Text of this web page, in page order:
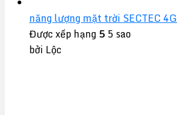
năng lượng mặt trời SECTEC 4G
Được xếp hạng5 5 sao
bởi Lộc